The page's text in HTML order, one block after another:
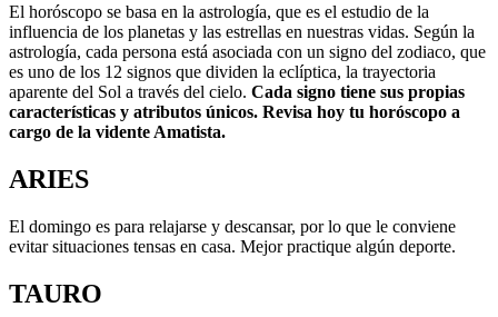
El horóscopo se basa en la astrología, que es el estudio de la
influencia de los planetas y las estrellas en nuestras vidas. Según la
astrología, cada persona está asociada con un signo del zodiaco, que
es uno de los 12 signos que dividen la eclíptica, la trayectoria
aparente del Sol a través del cielo. Cada signo tiene sus propias
características y atributos únicos. Revisa hoy tu horóscopo a
cargo de la vidente Amatista.
ARIES
El domingo es para relajarse y descansar, por lo que le conviene
evitar situaciones tensas en casa. Mejor practique algún deporte.
TAURO